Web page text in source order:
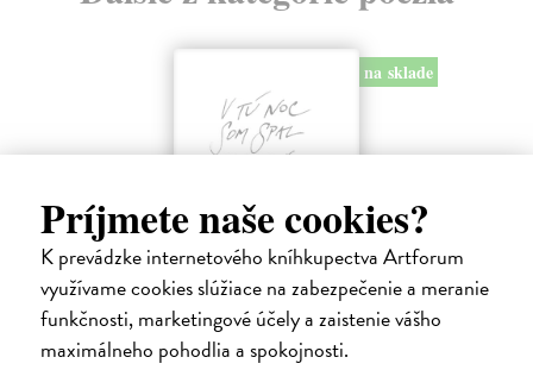
Príjmete naše cookies?
K prevádzke internetového kníhkupectva Artforum
využívame cookies slúžiace na zabezpečenie a meranie
funkčnosti, marketingové účely a zaistenie vášho
maximálneho pohodlia a spokojnosti.
na sklade
V tú noc som spal postojačky a hladný